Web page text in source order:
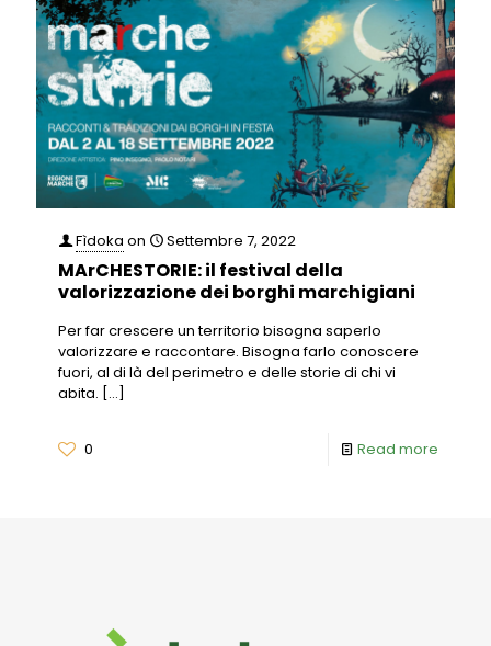
Fìdoka on Settembre 7, 2022
MArCHESTORIE: il festival della
valorizzazione dei borghi marchigiani
Per far crescere un territorio bisogna saperlo
valorizzare e raccontare. Bisogna farlo conoscere
fuori, al di là del perimetro e delle storie di chi vi
abita. […]
0 Read more